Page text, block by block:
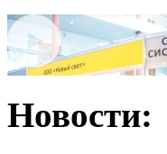
Новости: